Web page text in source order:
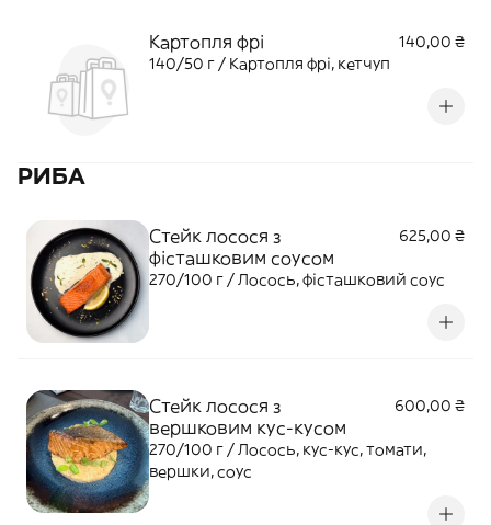
Картопля фрі
140,00 ₴
140/50 г / Картопля фрі, кетчуп
РИБА
Стейк лосося з
фісташковим соусом
625,00 ₴
270/100 г / Лосось, фісташковий соус
Стейк лосося з
вершковим кус-кусом
600,00 ₴
270/100 г / Лосось, кус-кус, томати,
вершки, соус